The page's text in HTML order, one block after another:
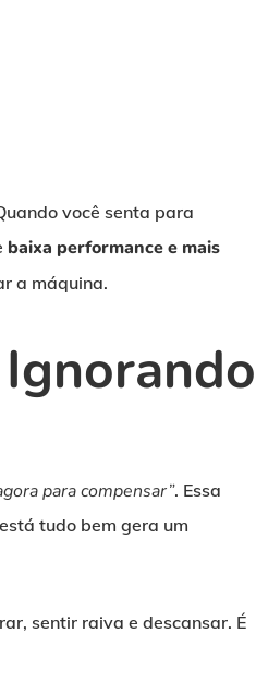
você senta para
baixa performance e mais
a máquina.
para compensar”. Essa
tudo bem gera um
sentir raiva e descansar. É